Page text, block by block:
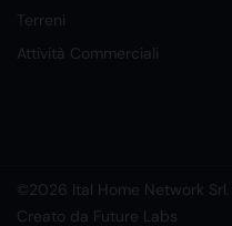
Terreni
Attività Commerciali
©2026 Ital Home Network
Creato da Future Labs